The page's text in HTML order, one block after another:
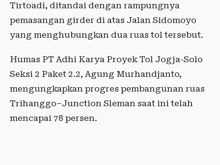
Tirtoadi, ditandai dengan rampungnya
pemasangan girder di atas Jalan Sidomoyo
yang menghubungkan dua ruas tol tersebut.
Humas PT Adhi Karya Proyek Tol Jogja-Solo
Seksi 2 Paket 2.2, Agung Murhandjanto,
mengungkapkan progres pembangunan ruas
Trihanggo–Junction Sleman saat ini telah
mencapai 78 persen.